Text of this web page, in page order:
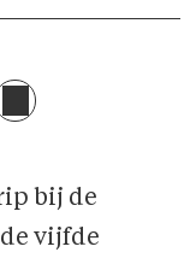
bij de
vijfde